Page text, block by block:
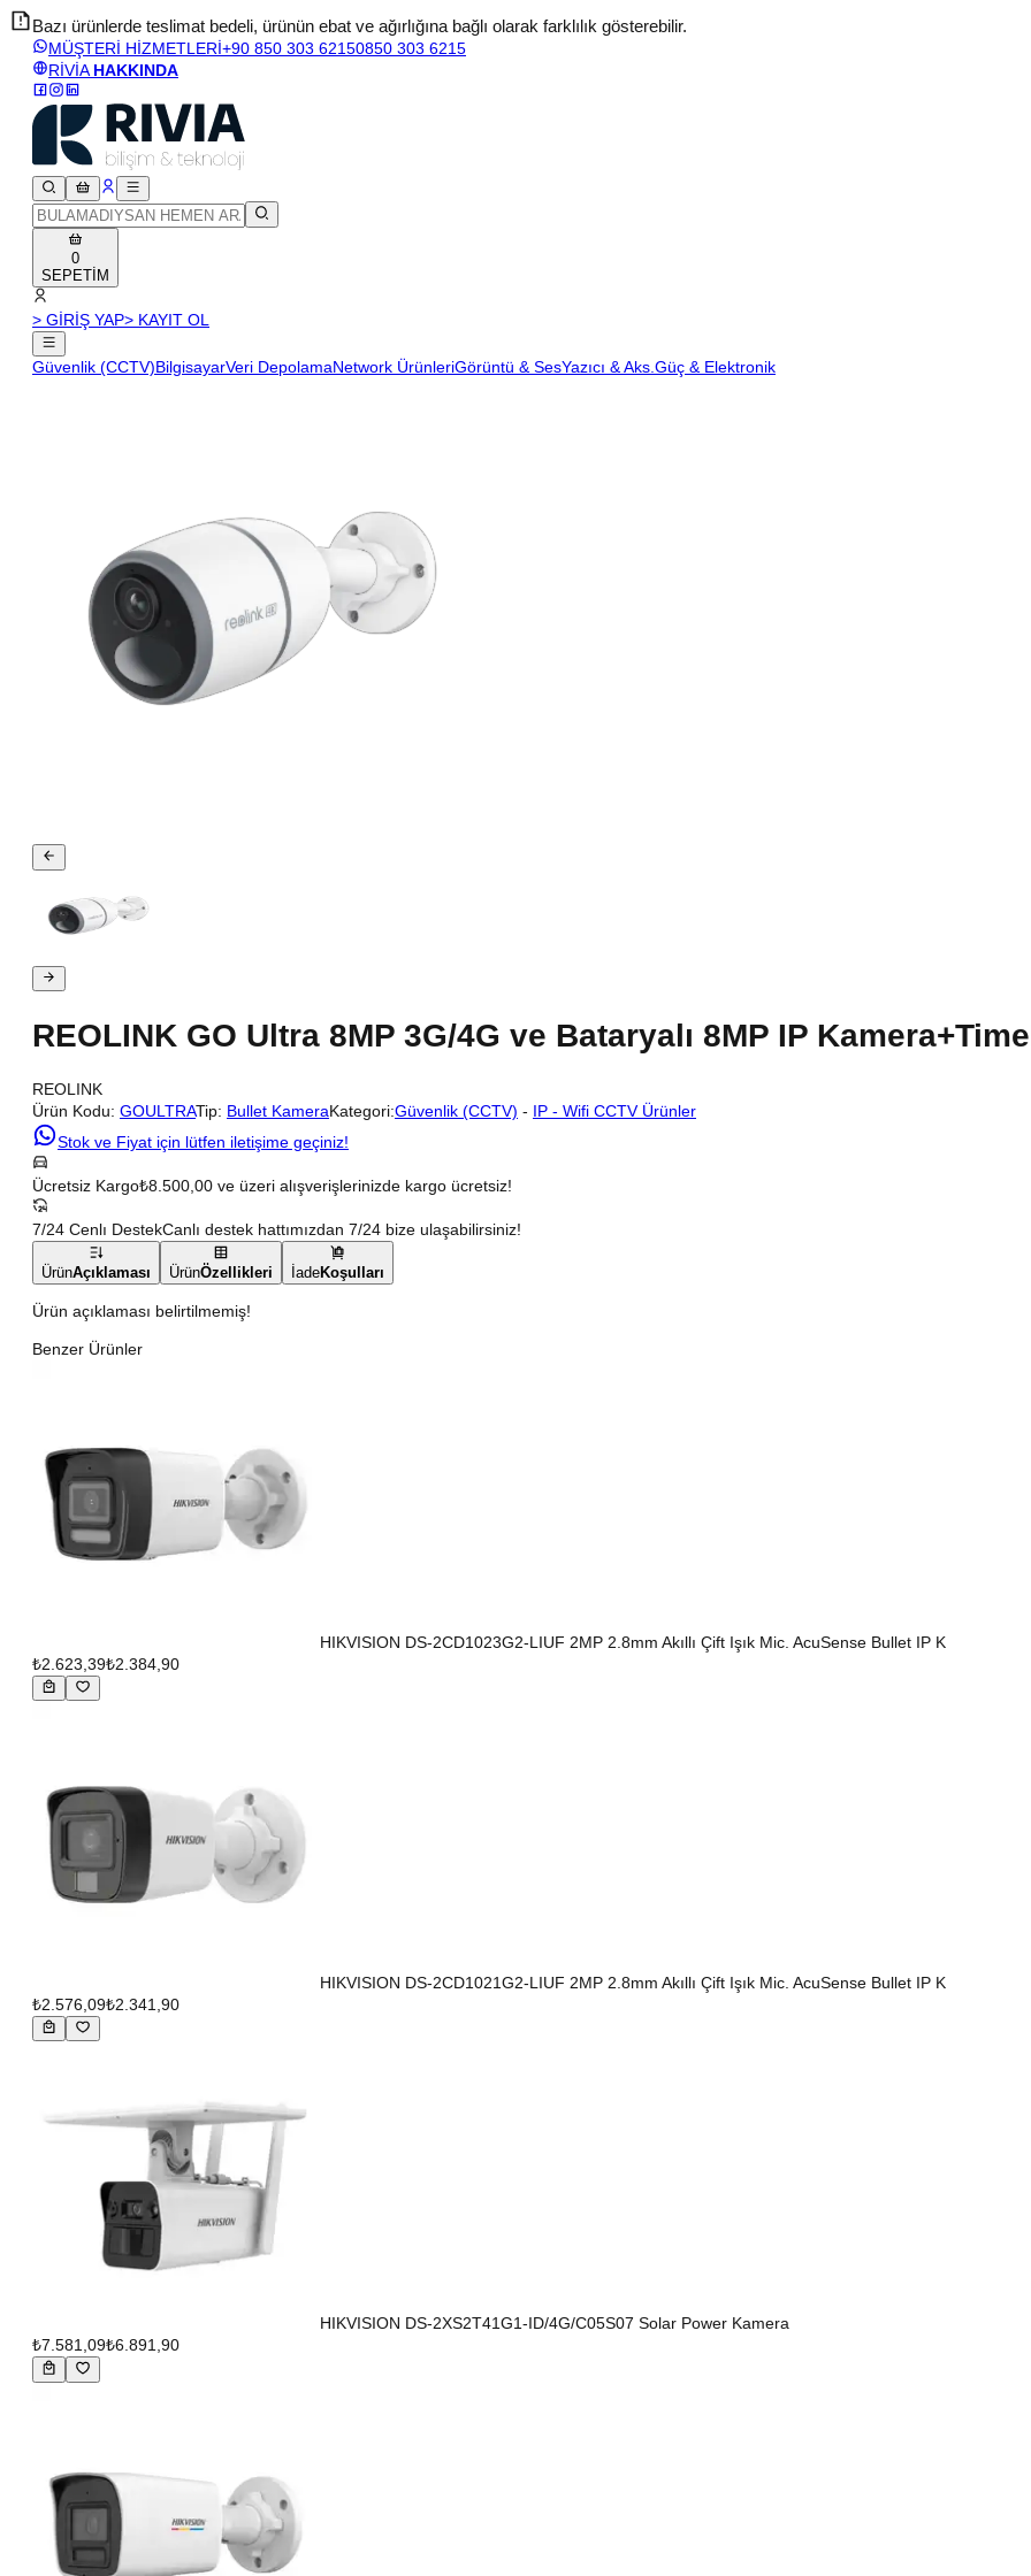
Bazı ürünlerde teslimat bedeli, ürünün ebat ve ağırlığına bağlı olarak farklılık gösterebilir.
MÜŞTERİ HİZMETLERİ+90 850 303 62150850 303 6215
RİVİA HAKKINDA
0
SEPETİM
> GİRİŞ YAP> KAYIT OL
Güvenlik (CCTV)BilgisayarVeri DepolamaNetwork ÜrünleriGörüntü & SesYazıcı & Aks.Güç & Elektronik
REOLINK GO Ultra 8MP 3G/4G ve Bataryalı 8MP IP
REOLINK
Ürün Kodu: GOULTRATip: Bullet KameraKategori:Güvenlik (CCTV) - IP - Wifi CCTV Ürünler
Stok ve Fiyat için lütfen iletişime geçiniz!
Ücretsiz Kargo₺8.500,00 ve üzeri alışverişlerinizde kargo ücretsiz!
7/24 Cenlı DestekCanlı destek hattımızdan 7/24 bize ulaşabilirsiniz!
ÜrünAçıklaması ÜrünÖzellikleri İadeKoşulları
Ürün açıklaması belirtilmemiş!
Benzer Ürünler
HIKVISION DS-2CD1023G2-LIUF 2MP 2.8mm Akıllı Çift Işık Mic. AcuSense Bullet IP K
₺2.623,39₺2.384,90
HIKVISION DS-2CD1021G2-LIUF 2MP 2.8mm Akıllı Çift Işık Mic. AcuSense Bullet IP K
₺2.576,09₺2.341,90
HIKVISION DS-2XS2T41G1-ID/4G/C05S07 Solar Power Kamera
₺7.581,09₺6.891,90